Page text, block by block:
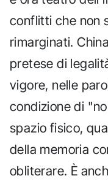
conflitti che non
rimarginati.
pretese di
vigore, nelle
condizione di
spazio fisico,
della memoria
obliterare. È